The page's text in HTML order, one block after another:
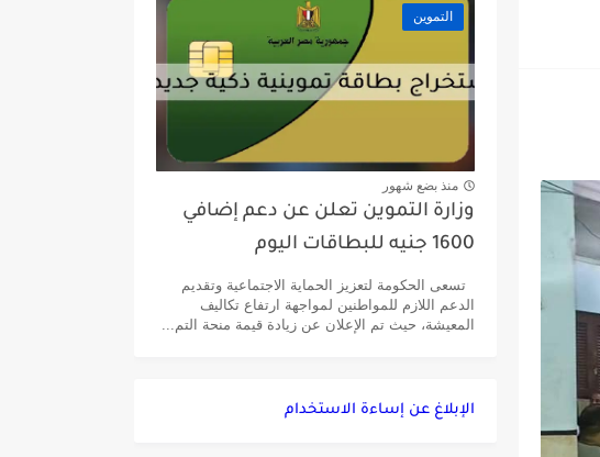
التموين
منذ بضع شهور
وزارة التموين تعلن عن دعم إضافي
1600 جنيه للبطاقات اليوم
تسعى الحكومة لتعزيز الحماية الاجتماعية وتقديم
الدعم اللازم للمواطنين لمواجهة ارتفاع تكاليف
المعيشة، حيث تم الإعلان عن زيادة قيمة منحة التم...
الإبلاغ عن إساءة الاستخدام